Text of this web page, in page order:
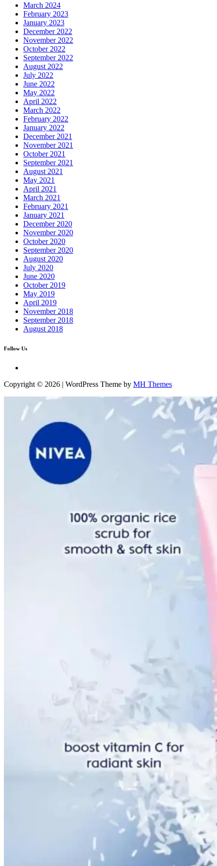
March 2024
February 2023
January 2023
December 2022
November 2022
October 2022
September 2022
August 2022
July 2022
June 2022
May 2022
April 2022
March 2022
February 2022
January 2022
December 2021
November 2021
October 2021
September 2021
August 2021
May 2021
April 2021
March 2021
February 2021
January 2021
December 2020
November 2020
October 2020
September 2020
August 2020
July 2020
June 2020
October 2019
May 2019
April 2019
November 2018
September 2018
August 2018
Follow Us
Copyright © 2026 | WordPress Theme by MH Themes